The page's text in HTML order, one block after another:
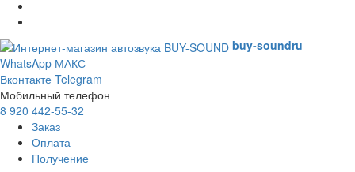
buy-soundru
WhatsApp МАКС
Вконтакте Telegram
Мобильный телефон
8 920 442-55-32
Заказ
Оплата
Получение